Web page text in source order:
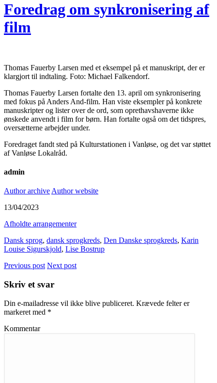
Foredrag om synkronisering af
film
Thomas Fauerby Larsen med et eksempel på et manuskript, der er
klargjort til indtaling. Foto: Michael Falkendorf.
Thomas Fauerby Larsen fortalte den 13. april om synkronisering
med fokus på Anders And-film. Han viste eksempler på konkrete
manuskripter og lister over de ord, som oprethavshaverne ikke
ønskede anvendt i film for børn. Han fortalte også om det tidspres,
oversætterne arbejder under.
Foredraget fandt sted på Kulturstationen i Vanløse, og det var støttet
af Vanløse Lokalråd.
admin
Author archive Author website
13/04/2023
Afholdte arrangementer
Dansk sprog, dansk sprogkreds, Den Danske sprogkreds, Karin
Louise Sigurskjold, Lise Bostrup
Previous post Next post
Skriv et svar
Din e-mailadresse vil ikke blive publiceret. Krævede felter er
markeret med *
Kommentar